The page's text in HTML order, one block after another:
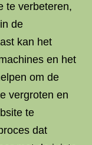
te verbeteren,
de
kan het
en het
om de
vergroten en
te
dat